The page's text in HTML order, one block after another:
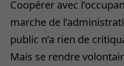
Coopérer avec
marche de
public n’a rien de
Mais se rendre